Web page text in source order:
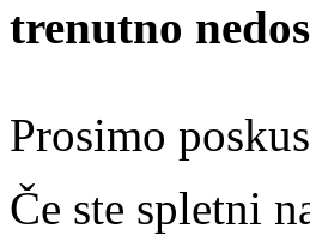
trenutno
Prosimo
Če ste spletni